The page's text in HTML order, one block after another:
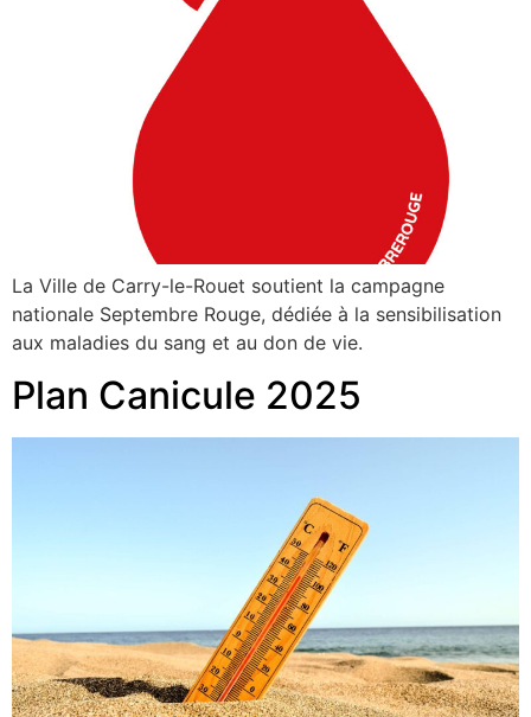
La Ville de Carry-le-Rouet soutient la campagne
nationale Septembre Rouge, dédiée à la sensibilisation
aux maladies du sang et au don de vie.
Plan Canicule 2025